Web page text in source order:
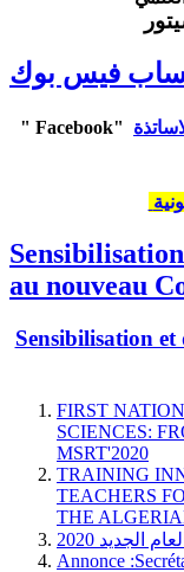
فيس بوك
" Facebook"
au nouveau
Sensibilisation
FIRST
SCIENCES:
MSRT'2020
TRAINING
TEACHERS
THE
العام الجديد 2020
Annonce